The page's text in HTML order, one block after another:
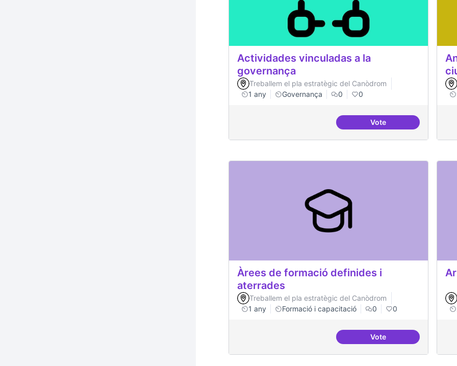
Actividades vinculadas a la
governança
Treballem el pla estratègic del Canòdrom
1 any
Governança 0 0
VoteActividades vinculadas
Àrees de formació definides i
aterrades
Treballem el pla estratègic del Canòdrom
1 any
Formació i capacitació 0 0
VoteÀrees de formació